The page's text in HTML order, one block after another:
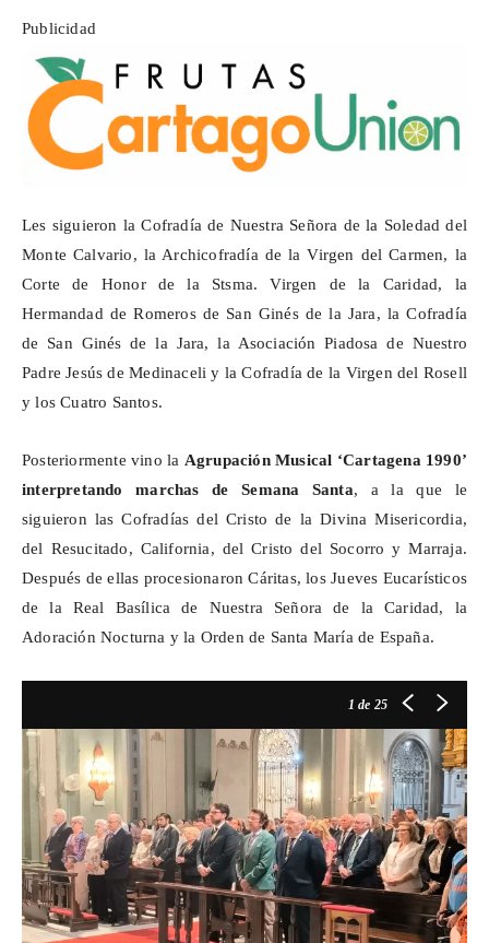
Publicidad
Les siguieron la Cofradía de Nuestra Señora de la Soledad del
Monte Calvario, la Archicofradía de la Virgen del Carmen, la
Corte de Honor de la Stsma. Virgen de la Caridad, la
Hermandad de Romeros de San Ginés de la Jara, la Cofradía
de San Ginés de la Jara, la Asociación Piadosa de Nuestro
Padre Jesús de Medinaceli y la Cofradía de la Virgen del Rosell
y los Cuatro Santos.
Posteriormente vino la Agrupación Musical ‘Cartagena 1990’
interpretando marchas de Semana Santa, a la que le
siguieron las Cofradías del Cristo de la Divina Misericordia,
del Resucitado, California, del Cristo del Socorro y Marraja.
Después de ellas procesionaron Cáritas, los Jueves Eucarísticos
de la Real Basílica de Nuestra Señora de la Caridad, la
Adoración Nocturna y la Orden de Santa María de España.
1 de 25